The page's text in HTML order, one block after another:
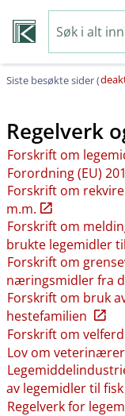
Siste besøkte sider (
Regelverk
Forskrift om
Forordning (EU)
Forskrift om
m.m.
Forskrift om
brukte legemidler
Forskrift om
næringsmidler fra
Forskrift om bruk
hestefamilien
Forskrift om
Lov om
av legemidler til fisk
Regelverk for